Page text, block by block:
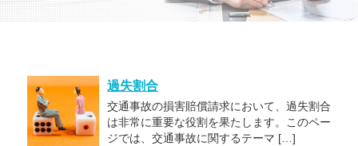
過失割合
交通事故の損害賠償請求において、過失割合
は非常に重要な役割を果たします。このペー
ジでは、交通事故に関するテーマ […]